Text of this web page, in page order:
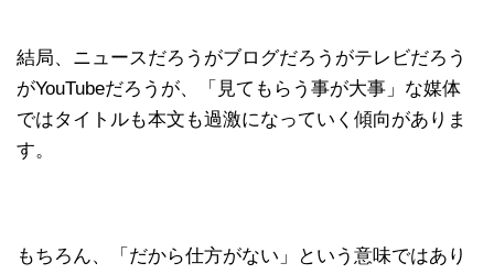
結局、ニュースだろうがブログだろうがテレビだろう
がYouTubeだろうが、「見てもらう事が大事」な媒体
ではタイトルも本文も過激になっていく傾向がありま
す。
もちろん、「だから仕方がない」という意味ではあり